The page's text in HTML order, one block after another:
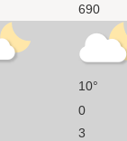
690
10°
0
3